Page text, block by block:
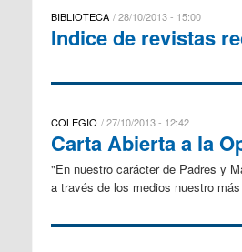
BIBLIOTECA 28/10/2013 - 15:00
Indice de revistas
COLEGIO 27/10/2013 - 12:42
Carta Abierta a la
"En nuestro carácter de Padres y
a través de los medios nuestro